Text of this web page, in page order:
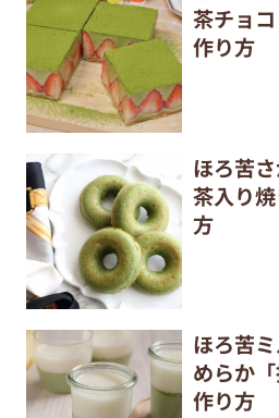
茶チョ
作り方
ほろ苦
茶入り
方
ほろ苦
めらか
作り方